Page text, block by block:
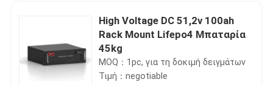
High Voltage DC 51,2v 100ah
Rack Mount Lifepo4 Μπαταρία
45kg
MOQ：1pc, για τη δοκιμή δειγμάτων
Τιμή：negotiable